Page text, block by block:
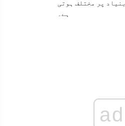
بنیاد پر مختلف ہوتی
ہے۔
ad